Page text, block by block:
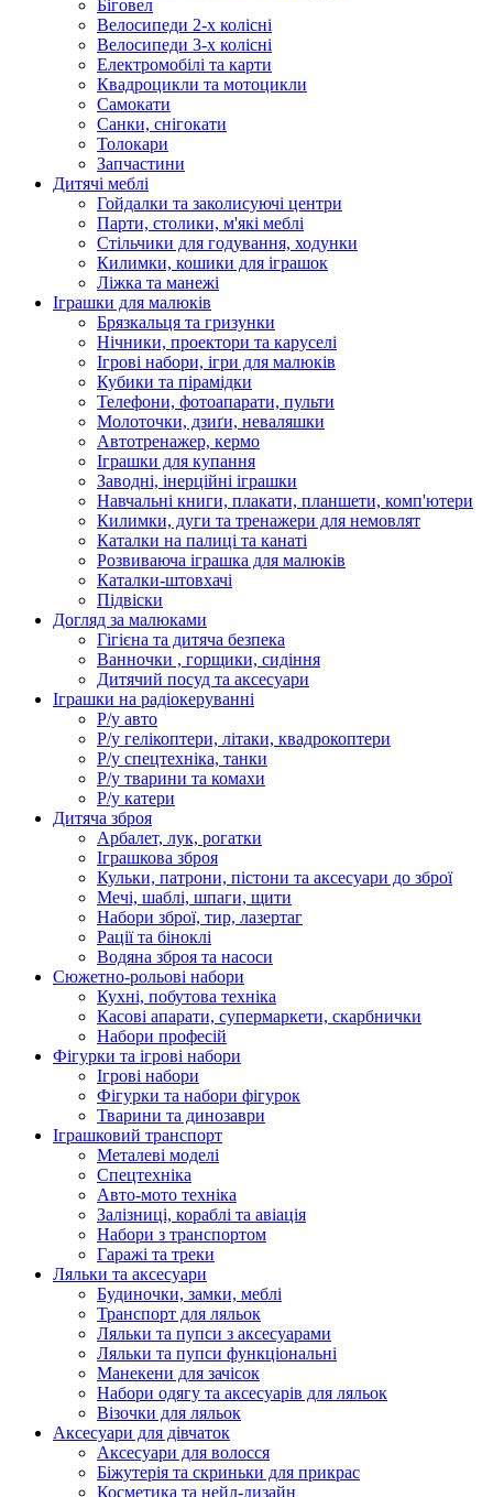
Біговел
Велосипеди 2-х колісні
Велосипеди 3-х колісні
Електромобілі та карти
Квадроцикли та мотоцикли
Самокати
Санки, снігокати
Толокари
Запчастини
Дитячі меблі
Гойдалки та заколисуючі центри
Парти, столики, м'які меблі
Стільчики для годування, ходунки
Килимки, кошики для іграшок
Ліжка та манежі
Іграшки для малюків
Брязкальця та гризунки
Нічники, проектори та каруселі
Ігрові набори, ігри для малюків
Кубики та пірамідки
Телефони, фотоапарати, пульти
Молоточки, дзиґи, неваляшки
Автотренажер, кермо
Іграшки для купання
Заводні, інерційні іграшки
Навчальні книги, плакати, планшети, комп'ютери
Килимки, дуги та тренажери для немовлят
Каталки на палиці та канаті
Розвиваюча іграшка для малюків
Каталки-штовхачі
Підвіски
Догляд за малюками
Гігієна та дитяча безпека
Ванночки , горщики, сидіння
Дитячий посуд та аксесуари
Іграшки на радіокеруванні
Р/у авто
Р/у гелікоптери, літаки, квадрокоптери
Р/у спецтехніка, танки
Р/у тварини та комахи
Р/у катери
Дитяча зброя
Арбалет, лук, рогатки
Іграшкова зброя
Кульки, патрони, пістони та аксесуари до зброї
Мечі, шаблі, шпаги, щити
Набори зброї, тир, лазертаг
Рації та біноклі
Водяна зброя та насоси
Сюжетно-рольові набори
Кухні, побутова техніка
Касові апарати, супермаркети, скарбнички
Набори професій
Фігурки та ігрові набори
Ігрові набори
Фігурки та набори фігурок
Тварини та динозаври
Іграшковий транспорт
Металеві моделі
Спецтехніка
Авто-мото техніка
Залізниці, кораблі та авіація
Набори з транспортом
Гаражі та треки
Ляльки та аксесуари
Будиночки, замки, меблі
Транспорт для ляльок
Ляльки та пупси з аксесуарами
Ляльки та пупси функціональні
Манекени для зачісок
Набори одягу та аксесуарів для ляльок
Візочки для ляльок
Аксесуари для дівчаток
Аксесуари для волосся
Біжутерія та скриньки для прикрас
Косметика та нейл-дизайн